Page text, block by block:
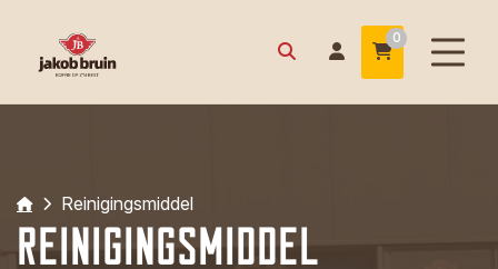
0
Reinigingsmiddel
Reinigingsmiddel